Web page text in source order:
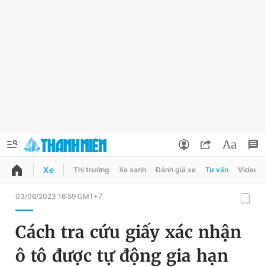
QUẢNG CÁO
Chuyên mục
Đổi mật khẩu
Tin đã lưu
Xe Thị trường Xe xanh Đánh giá xe Tư vấn Video
03/06/2023 16:59 GMT+7
Cách tra cứu giấy xác nhận
ô tô được tự động gia hạn